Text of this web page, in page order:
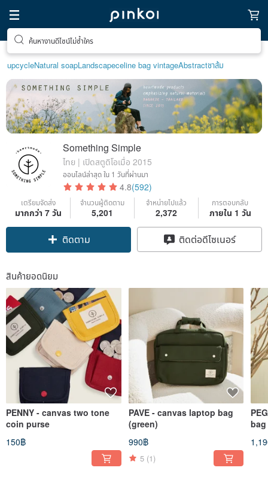
ค้นหางานดีไซน์ไม่ซ้ำใคร
upcycleNatural soapLandscapeceline bag vintageAbstractชาส้ม
Something Simple
ไทย | เปิดสตูดิโอเมื่อ 2015
ออนไลน์ล่าสุดใน 1 วันที่ผ่านมา
4.8(592)
เตรียมจัดส่ง
มากกว่า 7 วัน
จำนวนผู้ติดตาม
5,201
จำหน่ายไปแล้ว
2,372
การตอบกลับ
ภายใน 1 วัน
ติดตาม ติดต่อดีไซเนอร์
สินค้ายอดนิยม
PENNY - canvas two tone
coin purse
150฿
PAVE - canvas laptop bag
(green)
990฿
5 (1)